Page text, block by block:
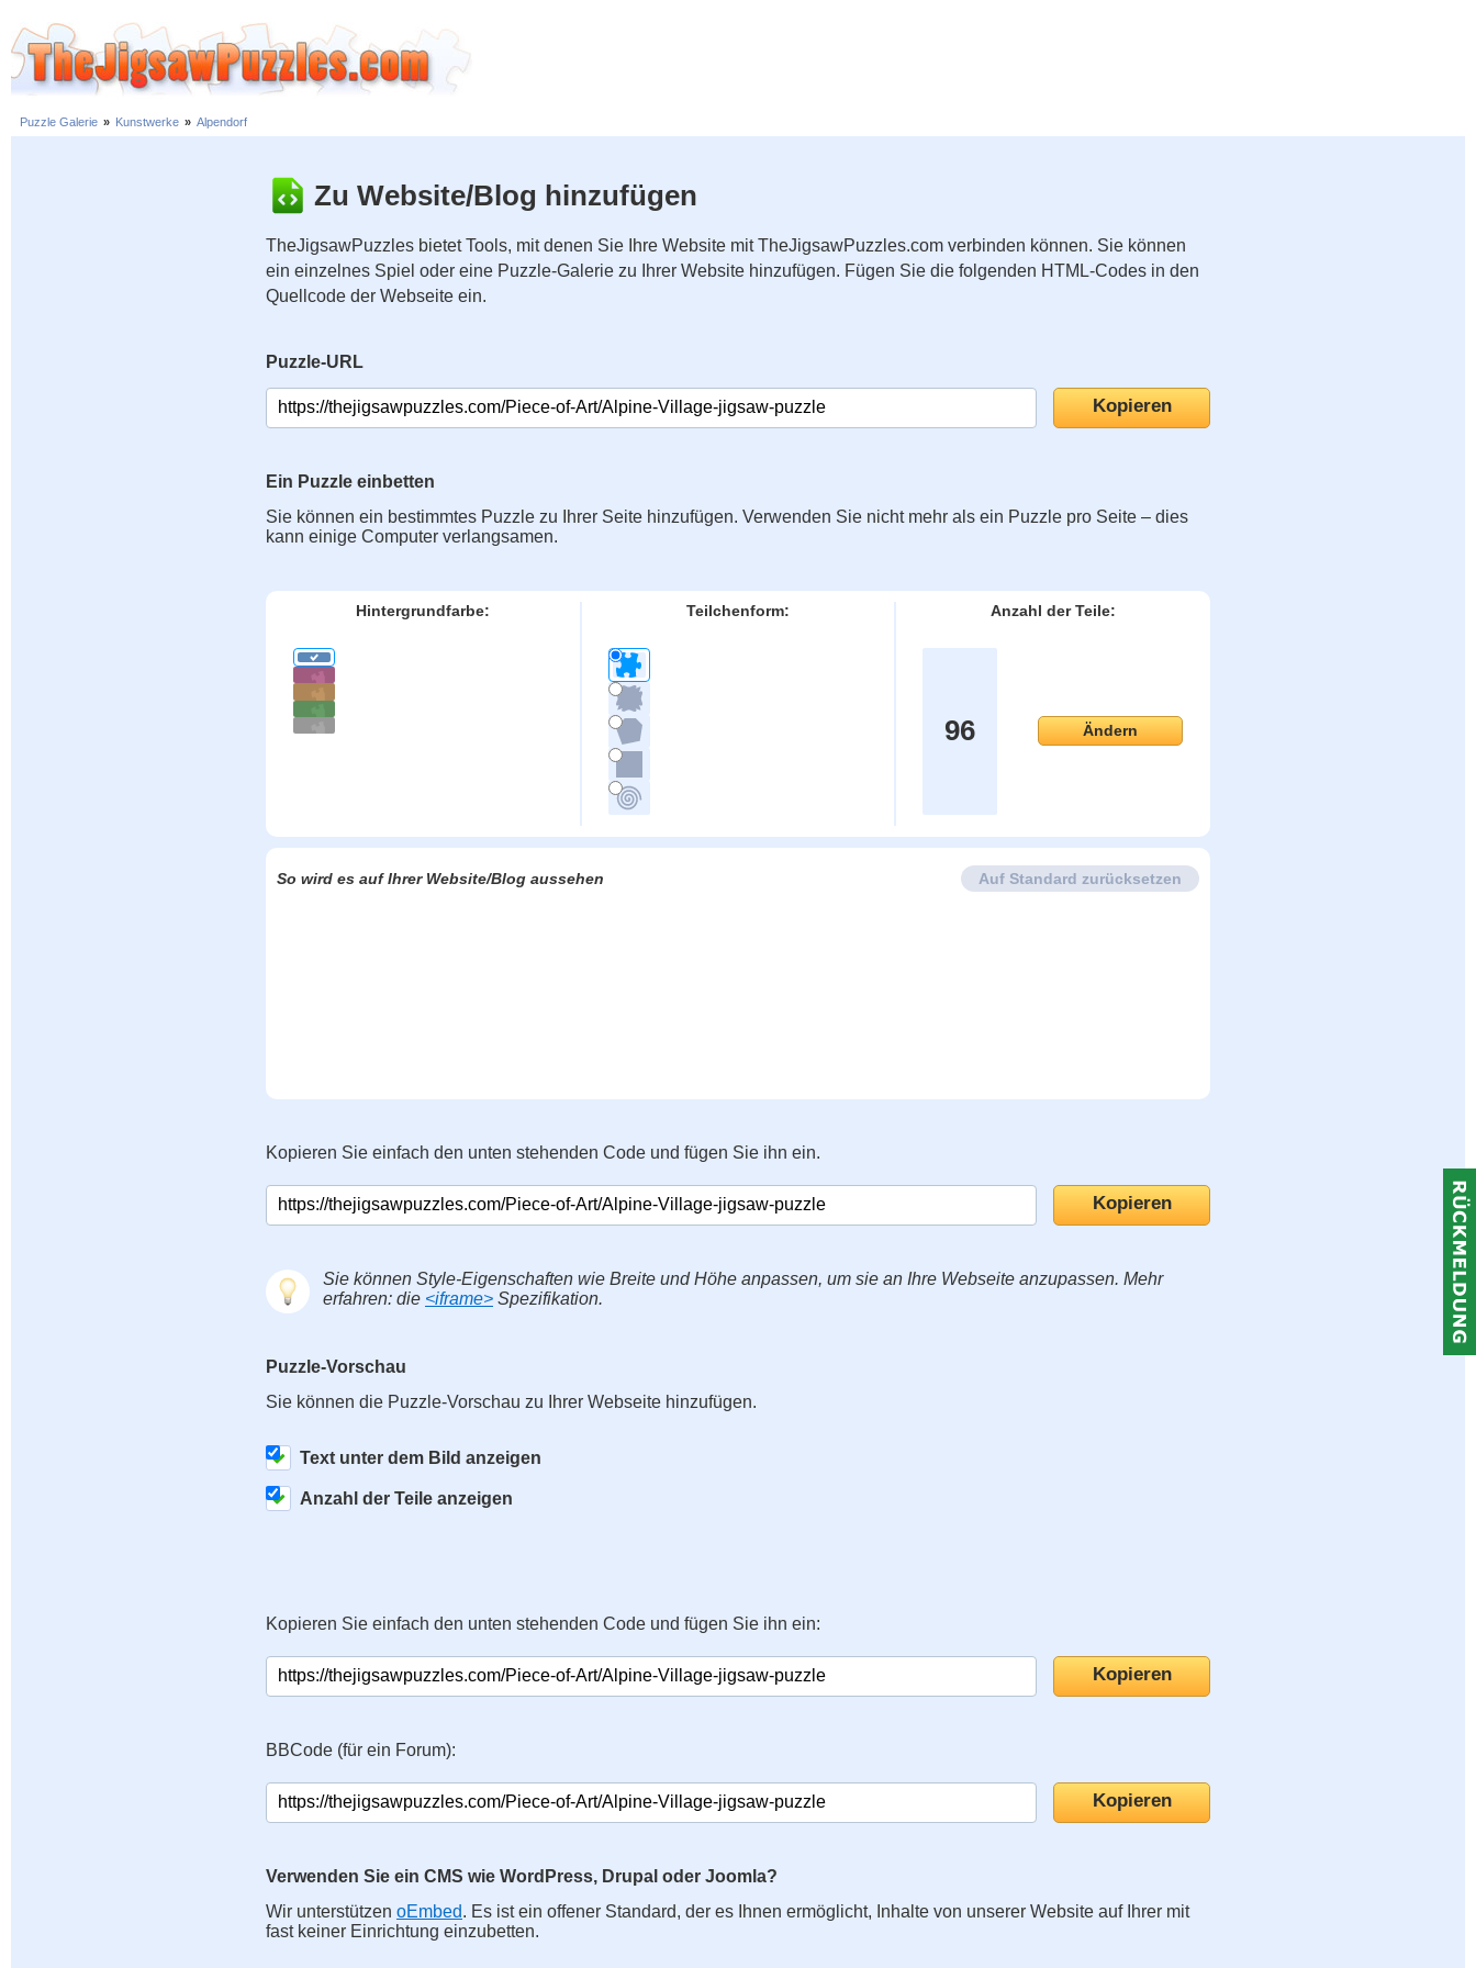
Puzzle Galerie » Kunstwerke » Alpendorf
Zu Website/Blog hinzufügen
TheJigsawPuzzles bietet Tools, mit denen Sie Ihre Website mit TheJigsawPuzzles.com verbinden können. Sie können
ein einzelnes Spiel oder eine Puzzle-Galerie zu Ihrer Website hinzufügen. Fügen Sie die folgenden HTML-Codes in den
Quellcode der Webseite ein.
Puzzle-URL
Ein Puzzle einbetten
Sie können ein bestimmtes Puzzle zu Ihrer Seite hinzufügen. Verwenden Sie nicht mehr als ein Puzzle pro Seite – dies
kann einige Computer verlangsamen.
Hintergrundfarbe: Teilchenform: Anzahl der Teile:
96 Ändern
So wird es auf Ihrer Website/Blog aussehen Auf Standard zurücksetzen
Kopieren Sie einfach den unten stehenden Code und fügen Sie ihn ein.
Sie können Style-Eigenschaften wie Breite und Höhe anpassen, um sie an Ihre Webseite anzupassen. Mehr
erfahren: die <iframe> Spezifikation.
Puzzle-Vorschau
Sie können die Puzzle-Vorschau zu Ihrer Webseite hinzufügen.
Text unter dem Bild anzeigen
Anzahl der Teile anzeigen
Kopieren Sie einfach den unten stehenden Code und fügen Sie ihn ein:
BBCode (für ein Forum):
Verwenden Sie ein CMS wie WordPress, Drupal oder Joomla?
Wir unterstützen oEmbed. Es ist ein offener Standard, der es Ihnen ermöglicht, Inhalte von unserer Website auf Ihrer mit
fast keiner Einrichtung einzubetten.